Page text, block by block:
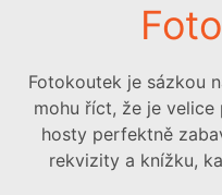
Fotokoutek je sázkou
mohu říct, že je
hosty perfektně
rekvizity a knížku,